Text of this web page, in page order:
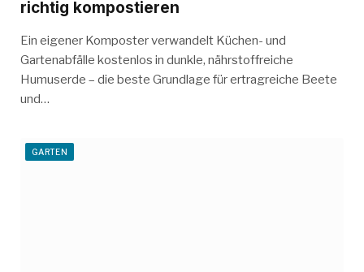
richtig kompostieren
Ein eigener Komposter verwandelt Küchen- und
Gartenabfälle kostenlos in dunkle, nährstoffreiche
Humuserde – die beste Grundlage für ertragreiche Beete
und…
GARTEN